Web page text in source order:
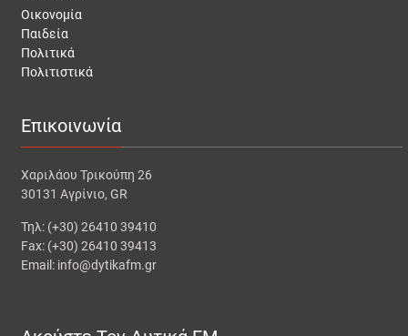
Οικονομία
Παιδεία
Πολιτικά
Πολιτιστικά
Επικοινωνία
Χαριλάου Τρικούπη 26
30131 Αγρίνιο, GR
Τηλ: (+30) 26410 39410
Fax: (+30) 26410 39413
Email: info@dytikafm.gr